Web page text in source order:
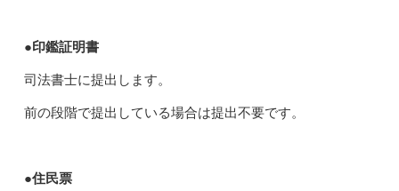
●印鑑証明書
司法書士に提出します。
前の段階で提出している場合は提出不要です。
●住民票